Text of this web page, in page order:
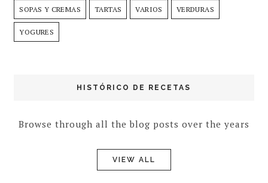
SOPAS Y CREMAS TARTAS VARIOS VERDURAS
YOGURES
HISTÓRICO DE RECETAS
Browse through all the blog posts over the years
VIEW ALL